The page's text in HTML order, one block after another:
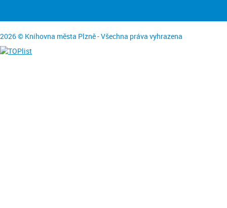
2026 © Knihovna města Plzně - Všechna práva vyhrazena